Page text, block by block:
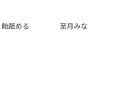
飴舐める 至月みな